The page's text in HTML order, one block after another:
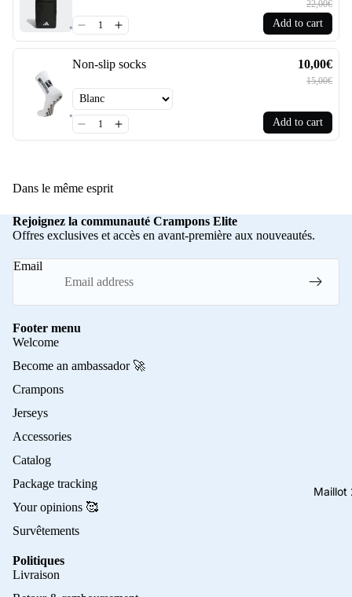
22,00€
Add to cart
Non-slip socks 10,00€
15,00€
Add to cart
Dans le même esprit
Rejoignez la communauté Crampons Elite
Offres exclusives et accès en avant-première aux nouveautés.
Email
Footer menu
Welcome
Become an ambassador 🚀
Crampons
Jerseys
Accessories
Catalog
Package tracking
Your opinions 🥰
Survêtements
Politiques
Livraison